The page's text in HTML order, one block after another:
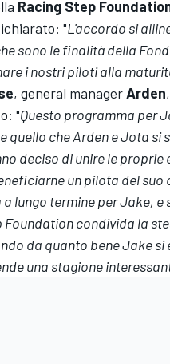
Racing Step
"L'accordo si
sono le finalità della
i nostri piloti alla
, general managerArden
"Questo programma per
quello che Arden e Jota si
deciso di unire le proprie
un pilota del suo
lungo termine per Jake, e
Foundation condivida la
da quanto bene Jake si
una stagione